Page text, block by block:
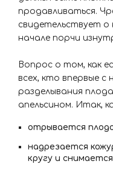
продавливаться.
свидетельствует о
начале порчи
Вопрос о том, как
всех, кто впервые
разделывания
апельсином. Итак,
отрывается
надрезается
кругу и